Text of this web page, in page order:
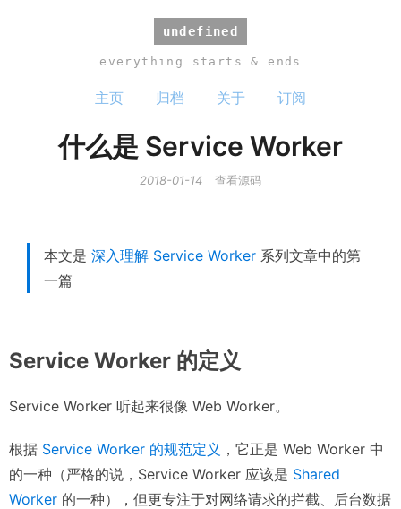
undefined
everything starts & ends
主页 归档 关于 订阅
什么是 Service Worker
2018-01-14 查看源码
本文是 深入理解 Service Worker 系列文章中的第
一篇
Service Worker 的定义
Service Worker 听起来很像 Web Worker。
根据 Service Worker 的规范定义 ，它正是 Web Worker 中
的一种（严格的说，Service Worker 应该是 Shared
Worker 的一种），但更专注于对网络请求的拦截、后台数据